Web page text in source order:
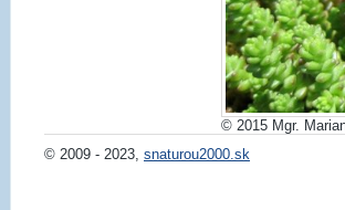
© 2015 Mgr.
© 2009 - 2023, snaturou2000.sk